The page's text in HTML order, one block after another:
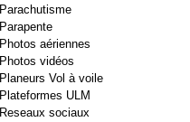
Parachutisme
Parapente
Photos aériennes
Photos vidéos
Planeurs Vol à voile
Plateformes ULM
Reseaux sociaux